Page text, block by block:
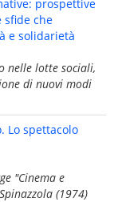
prospettive
sfide che
e solidarietà
nelle lotte sociali,
di nuovi modi
Lo spettacolo
"Cinema e
(1974)